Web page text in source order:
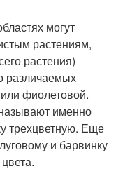
могут
растениям,
растения)
различаемых
фиолетовой.
именно
трехцветную. Еще
и барвинку